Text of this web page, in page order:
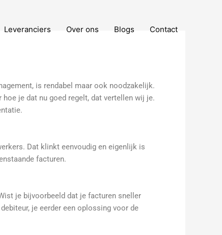
Leveranciers Over ons Blogs Contact
is rendabel maar ook noodzakelijk.
je dat nu goed regelt, dat vertellen wij je.
Dat klinkt eenvoudig en eigenlijk is
facturen.
je bijvoorbeeld dat je facturen sneller
je eerder een oplossing voor de